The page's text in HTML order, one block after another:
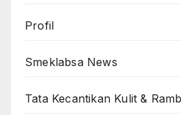
Profil
Smeklabsa News
Tata Kecantikan Kulit &